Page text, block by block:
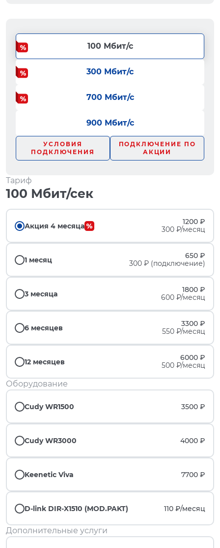
100 Мбит/с
300 Мбит/с
700 Мбит/с
900 Мбит/с
УСЛОВИЯ
ПОДКЛЮЧЕНИЯ
ПОДКЛЮЧЕНИЕ ПО
АКЦИИ
Тариф
100 Мбит/сек
Акция 4 месяца
1200 ₽
300 ₽/месяц
1 месяц
650 ₽
300 ₽ (подключение)
3 месяца
1800 ₽
600 ₽/месяц
6 месяцев
3300 ₽
550 ₽/месяц
12 месяцев
6000 ₽
500 ₽/месяц
Оборудование
Cudy WR1500 3500 ₽
Cudy WR3000 4000 ₽
Keenetic Viva 7700 ₽
D-link DIR-X1510 (MOD.PAKT) 110 ₽/месяц
Дополнительные услуги